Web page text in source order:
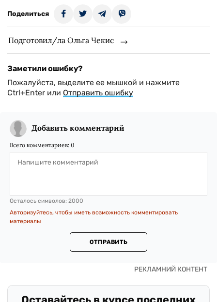
Поделиться
Подготовил/ла Ольга Чекис
Заметили ошибку?
Пожалуйста, выделите ее мышкой и нажмите
Ctrl+Enter или Отправить ошибку
Добавить комментарий
Всего комментариев: 0
Осталось символов: 2000
Авторизуйтесь, чтобы иметь возможность комментировать
материалы
ОТПРАВИТЬ